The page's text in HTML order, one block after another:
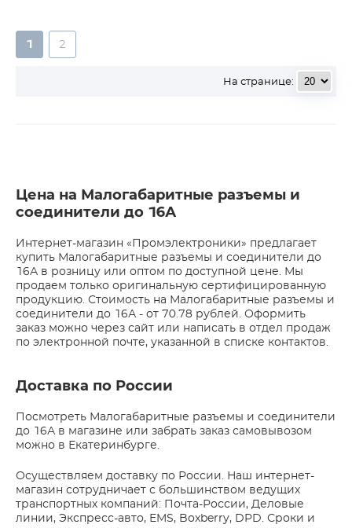
1 2
На странице:
Цена на Малогабаритные разъемы и
соединители до 16А
Интернет-магазин «Промэлектроники» предлагает
купить Малогабаритные разъемы и соединители до
16А в розницу или оптом по доступной цене. Мы
продаем только оригинальную сертифицированную
продукцию. Стоимость на Малогабаритные разъемы и
соединители до 16А - от 70.78 рублей. Оформить
заказ можно через сайт или написать в отдел продаж
по электронной почте, указанной в списке контактов.
Доставка по России
Посмотреть Малогабаритные разъемы и соединители
до 16А в магазине или забрать заказ самовывозом
можно в Екатеринбурге.
Осуществляем доставку по России. Наш интернет-
магазин сотрудничает с большинством ведущих
транспортных компаний: Почта-России, Деловые
линии, Экспресс-авто, EMS, Boxberry, DPD. Сроки и